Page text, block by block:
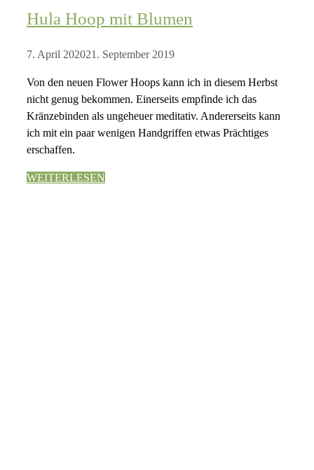
Hula Hoop mit Blumen
7. April 202021. September 2019
Von den neuen Flower Hoops kann ich in diesem Herbst
nicht genug bekommen. Einerseits empfinde ich das
Kränzebinden als ungeheuer meditativ. Andererseits kann
ich mit ein paar wenigen Handgriffen etwas Prächtiges
erschaffen.
WEITERLESEN